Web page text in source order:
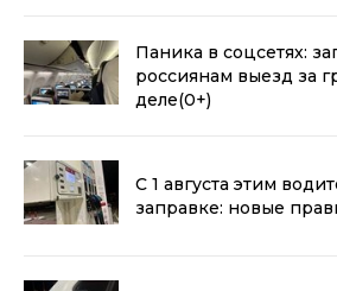
Паника в соцсетях:
россиянам выезд за
деле(0+)
С 1 августа этим
заправке: новые